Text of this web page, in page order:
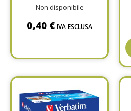
Non disponibile
0,40 € IVA ESCLUSA